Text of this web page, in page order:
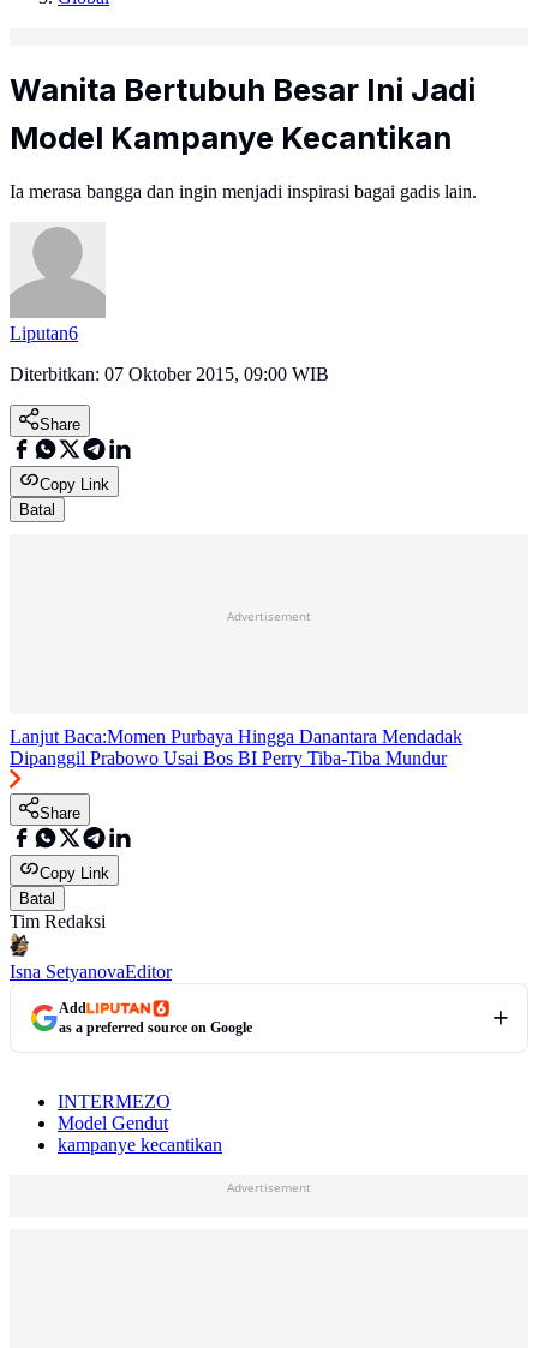
Wanita Bertubuh Besar Ini Jadi
Model Kampanye Kecantikan
Ia merasa bangga dan ingin menjadi inspirasi bagai gadis lain.
Liputan6
Diterbitkan: 07 Oktober 2015, 09:00 WIB
Share
Copy Link
Batal
Advertisement
Lanjut Baca:Momen Purbaya Hingga Danantara Mendadak
Dipanggil Prabowo Usai Bos BI Perry Tiba-Tiba Mundur
Share
Copy Link
Batal
Tim Redaksi
Isna SetyanovaEditor
Add
as a preferred source on Google
INTERMEZO
Model Gendut
kampanye kecantikan
Advertisement